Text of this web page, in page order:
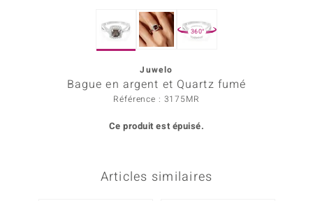
360°
Juwelo
Bague en argent et Quartz fumé
Référence : 3175MR
Ce produit est épuisé.
Articles similaires